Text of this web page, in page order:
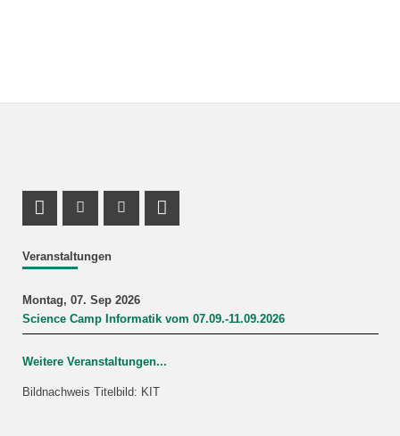
Veranstaltungen
Montag, 07. Sep 2026
Science Camp Informatik vom 07.09.-11.09.2026
Weitere Veranstaltungen...
Profil Mastodon
Instagram Profil
Youtube Profil
LinkedIn Profil
Bildnachweis Titelbild: KIT